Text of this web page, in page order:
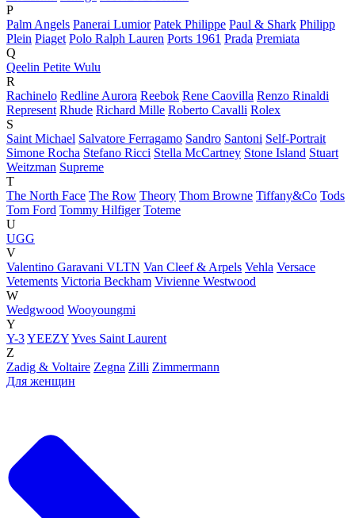
P
Palm Angels Panerai Lumior Patek Philippe Paul & Shark Philipp
Plein Piaget Polo Ralph Lauren Ports 1961 Prada Premiata
Q
Qeelin Petite Wulu
R
Rachinelo Redline Aurora Reebok Rene Caovilla Renzo Rinaldi
Represent Rhude Richard Mille Roberto Cavalli Rolex
S
Saint Michael Salvatore Ferragamo Sandro Santoni Self-Portrait
Simone Rocha Stefano Ricci Stella McCartney Stone Island Stuart
Weitzman Supreme
T
The North Face The Row Theory Thom Browne Tiffany&Co Tods
Tom Ford Tommy Hilfiger Toteme
U
UGG
V
Valentino Garavani VLTN Van Cleef & Arpels Vehla Versace
Vetements Victoria Beckham Vivienne Westwood
W
Wedgwood Wooyoungmi
Y
Y-3YEEZYYves Saint Laurent
Z
Zadig & Voltaire Zegna Zilli Zimmermann
Для женщин